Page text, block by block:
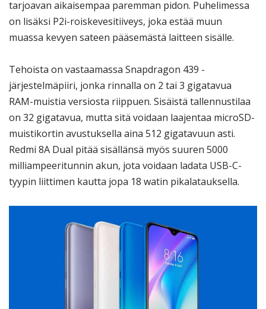
tarjoavan aikaisempaa paremman pidon. Puhelimessa
on lisäksi P2i-roiskevesitiiveys, joka estää muun
muassa kevyen sateen pääsemästä laitteen sisälle.
Tehoista on vastaamassa Snapdragon 439 -
järjestelmäpiiri, jonka rinnalla on 2 tai 3 gigatavua
RAM-muistia versiosta riippuen. Sisäistä tallennustilaa
on 32 gigatavua, mutta sitä voidaan laajentaa microSD-
muistikortin avustuksella aina 512 gigatavuun asti.
Redmi 8A Dual pitää sisällänsä myös suuren 5000
milliampeeritunnin akun, jota voidaan ladata USB-C-
tyypin liittimen kautta jopa 18 watin pikalatauksella.